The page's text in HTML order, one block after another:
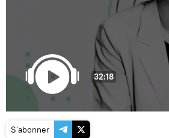
32:18
S'abonner